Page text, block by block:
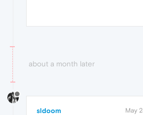
about a month later
sldoom May